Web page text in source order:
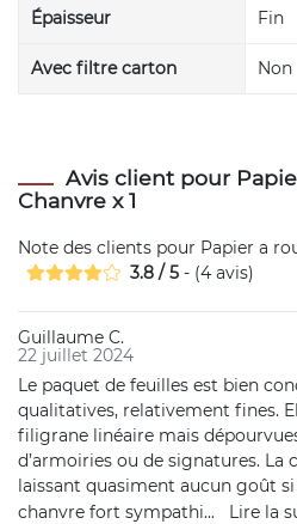
Épaisseur Fin
Avec filtre carton Non
Avis client pour
Chanvre x 1
Note des clients pour Papier a
3.8 /5 - (4 avis)
Guillaume C.
22 juillet 2024
Le paquet de feuilles est bien
qualitatives, relativement fines.
filigrane linéaire mais
d’armoiries ou de signatures. La
laissant quasiment aucun goût
chanvre fort sympathi... Lire la